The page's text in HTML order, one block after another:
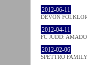
2012-06-11
DEVON
2012-04-11
FC JUDD:
2012-02-06
SPETTRO